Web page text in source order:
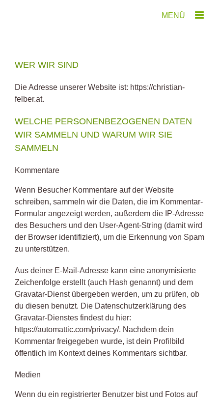
WER WIR SIND
Die Adresse unserer Website ist: https://christian-
felber.at.
WELCHE PERSONENBEZOGENEN DATEN
WIR SAMMELN UND WARUM WIR SIE
SAMMELN
Kommentare
Wenn Besucher Kommentare auf der Website
schreiben, sammeln wir die Daten, die im Kommentar-
Formular angezeigt werden, außerdem die IP-Adresse
des Besuchers und den User-Agent-String (damit wird
der Browser identifiziert), um die Erkennung von Spam
zu unterstützen.
Aus deiner E-Mail-Adresse kann eine anonymisierte
Zeichenfolge erstellt (auch Hash genannt) und dem
Gravatar-Dienst übergeben werden, um zu prüfen, ob
du diesen benutzt. Die Datenschutzerklärung des
Gravatar-Dienstes findest du hier:
https://automattic.com/privacy/. Nachdem dein
Kommentar freigegeben wurde, ist dein Profilbild
öffentlich im Kontext deines Kommentars sichtbar.
Medien
Wenn du ein registrierter Benutzer bist und Fotos auf